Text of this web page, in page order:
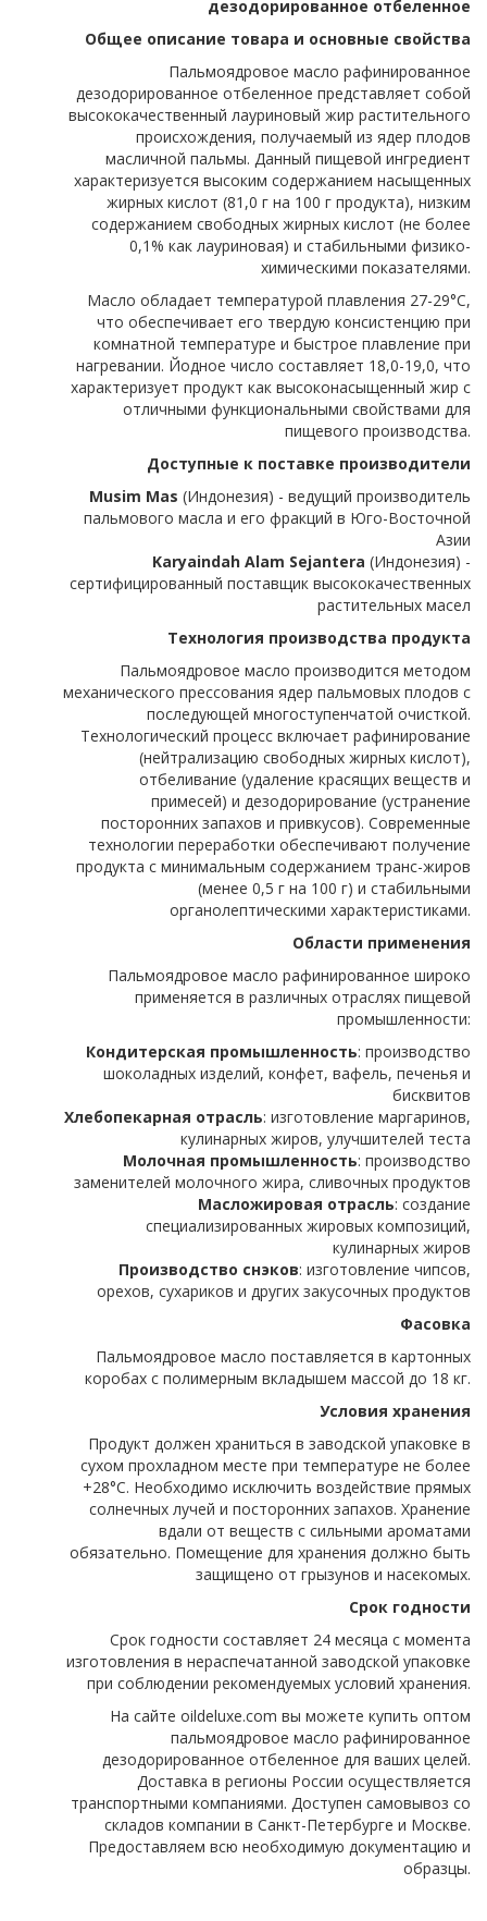
дезодорированное отбеленное
Общее описание товара и основные свойства
Пальмоядровое масло рафинированное
дезодорированное отбеленное представляет собой
высококачественный лауриновый жир растительного
происхождения, получаемый из ядер плодов
масличной пальмы. Данный пищевой ингредиент
характеризуется высоким содержанием насыщенных
жирных кислот (81,0 г на 100 г продукта), низким
содержанием свободных жирных кислот (не более
0,1% как лауриновая) и стабильными физико-
химическими показателями.
Масло обладает температурой плавления 27-29°C,
что обеспечивает его твердую консистенцию при
комнатной температуре и быстрое плавление при
нагревании. Йодное число составляет 18,0-19,0, что
характеризует продукт как высоконасыщенный жир с
отличными функциональными свойствами для
пищевого производства.
Доступные к поставке производители
Musim Mas (Индонезия) - ведущий производитель
пальмового масла и его фракций в Юго-Восточной
Азии
Karyaindah Alam Sejantera (Индонезия) -
сертифицированный поставщик высококачественных
растительных масел
Технология производства продукта
Пальмоядровое масло производится методом
механического прессования ядер пальмовых плодов с
последующей многоступенчатой очисткой.
Технологический процесс включает рафинирование
(нейтрализацию свободных жирных кислот),
отбеливание (удаление красящих веществ и
примесей) и дезодорирование (устранение
посторонних запахов и привкусов). Современные
технологии переработки обеспечивают получение
продукта с минимальным содержанием транс-жиров
(менее 0,5 г на 100 г) и стабильными
органолептическими характеристиками.
Области применения
Пальмоядровое масло рафинированное широко
применяется в различных отраслях пищевой
промышленности:
Кондитерская промышленность: производство
шоколадных изделий, конфет, вафель, печенья и
бисквитов
Хлебопекарная отрасль: изготовление маргаринов,
кулинарных жиров, улучшителей теста
Молочная промышленность: производство
заменителей молочного жира, сливочных продуктов
Масложировая отрасль: создание
специализированных жировых композиций,
кулинарных жиров
Производство снэков: изготовление чипсов,
орехов, сухариков и других закусочных продуктов
Фасовка
Пальмоядровое масло поставляется в картонных
коробах с полимерным вкладышем массой до 18 кг.
Условия хранения
Продукт должен храниться в заводской упаковке в
сухом прохладном месте при температуре не более
+28°C. Необходимо исключить воздействие прямых
солнечных лучей и посторонних запахов. Хранение
вдали от веществ с сильными ароматами
обязательно. Помещение для хранения должно быть
защищено от грызунов и насекомых.
Срок годности
Срок годности составляет 24 месяца с момента
изготовления в нераспечатанной заводской упаковке
при соблюдении рекомендуемых условий хранения.
На сайте oildeluxe.com вы можете купить оптом
пальмоядровое масло рафинированное
дезодорированное отбеленное для ваших целей.
Доставка в регионы России осуществляется
транспортными компаниями. Доступен самовывоз со
складов компании в Санкт-Петербурге и Москве.
Предоставляем всю необходимую документацию и
образцы.